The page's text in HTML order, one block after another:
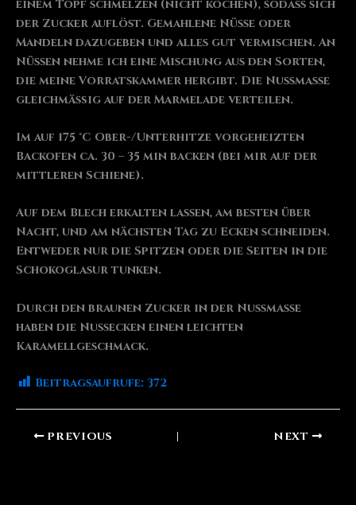
einem Topf schmelzen (nicht kochen), sodass sich
der Zucker auflöst. Gemahlene Nüsse oder
Mandeln dazugeben und alles gut vermischen. An
Nüssen nehme ich eine Mischung aus den Sorten,
die meine Vorratskammer hergibt. Die Nussmasse
gleichmäßig auf der Marmelade verteilen.
Im auf 175 °C Ober-/Unterhitze vorgeheizten
Backofen ca. 30 – 35 min backen (bei mir auf der
mittleren Schiene).
Auf dem Blech erkalten lassen, am besten über
Nacht, und am nächsten Tag zu Ecken schneiden.
Entweder nur die Spitzen oder die Seiten in die
Schokoglasur tunken.
Durch den braunen Zucker in der Nussmasse
haben die Nussecken einen leichten
Karamellgeschmack.
Beitragsaufrufe: 372
PREVIOUS NEXT